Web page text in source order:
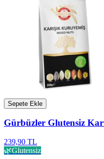
Sepete Ekle
Gürbüzler Glutensiz
239,90 TL
🌿Glutensiz